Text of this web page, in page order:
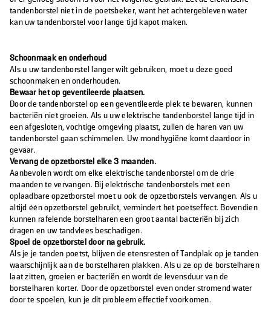
tandenborstel niet in de poetsbeker, want het achtergebleven water
kan uw tandenborstel voor lange tijd kapot maken.
Schoonmaak en onderhoud
Als u uw tandenborstel langer wilt gebruiken, moet u deze goed
schoonmaken en onderhouden.
Bewaar het op geventileerde plaatsen.
Door de tandenborstel op een geventileerde plek te bewaren, kunnen
bacteriën niet groeien. Als u uw elektrische tandenborstel lange tijd in
een afgesloten, vochtige omgeving plaatst, zullen de haren van uw
tandenborstel gaan schimmelen. Uw mondhygiëne komt daardoor in
gevaar.
Vervang de opzetborstel elke 3 maanden.
Aanbevolen wordt om elke elektrische tandenborstel om de drie
maanden te vervangen. Bij elektrische tandenborstels met een
oplaadbare opzetborstel moet u ook de opzetborstels vervangen. Als u
altijd één opzetborstel gebruikt, vermindert het poetseffect. Bovendien
kunnen rafelende borstelharen een groot aantal bacteriën bij zich
dragen en uw tandvlees beschadigen.
Spoel de opzetborstel door na gebruik.
Als je je tanden poetst, blijven de etensresten of Tandplak op je tanden
waarschijnlijk aan de borstelharen plakken. Als u ze op de borstelharen
laat zitten, groeien er bacteriën en wordt de levensduur van de
borstelharen korter. Door de opzetborstel even onder stromend water
door te spoelen, kun je dit probleem effectief voorkomen.